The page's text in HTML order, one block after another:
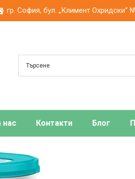
гр. София, бул. „Климент Охридски“
нас Контакти Блог